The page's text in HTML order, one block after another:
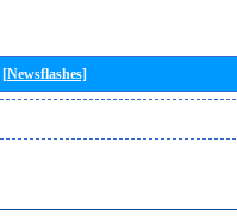
[Newsflashes]